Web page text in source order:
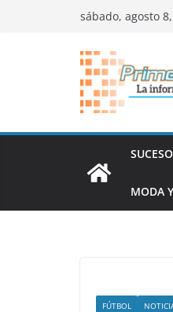
sábado, agosto
MODA
FÚTBOL